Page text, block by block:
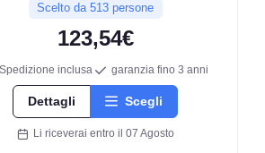
Scelto da 513 persone
123,54€
inclusa garanzia fino 3 anni
Dettagli Scegli
Li riceverai entro il 07 Agosto